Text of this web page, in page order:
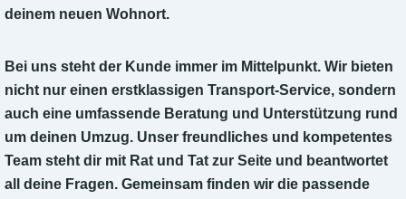
deinem neuen Wohnort.
Bei uns steht der Kunde immer im Mittelpunkt. Wir bieten
nicht nur einen erstklassigen Transport-Service, sondern
auch eine umfassende Beratung und Unterstützung rund
um deinen Umzug. Unser freundliches und kompetentes
Team steht dir mit Rat und Tat zur Seite und beantwortet
all deine Fragen. Gemeinsam finden wir die passende